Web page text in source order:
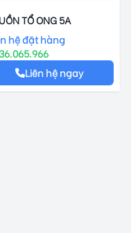
TỔ ONG 5A
hệ đặt hàng
Liên hệ ngay